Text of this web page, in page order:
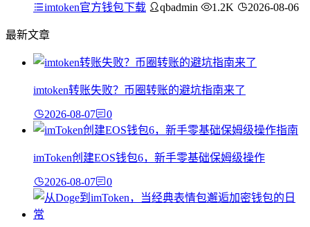
imtoken官方钱包下载 qbadmin 1.2K 2026-08-06
最新文章
imtoken转账失败？币圈转账的避坑指南来了
2026-08-07 0
imToken创建EOS钱包6，新手零基础保姆级操作
2026-08-07 0